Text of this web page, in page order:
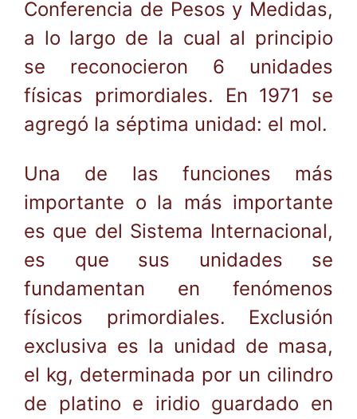
Conferencia de Pesos y Medidas,
a lo largo de la cual al principio
se reconocieron 6 unidades
físicas primordiales. En 1971 se
agregó la séptima unidad: el mol.
Una de las funciones más
importante o la más importante
es que del Sistema Internacional,
es que sus unidades se
fundamentan en fenómenos
físicos primordiales. Exclusión
exclusiva es la unidad de masa,
el kg, determinada por un cilindro
de platino e iridio guardado en